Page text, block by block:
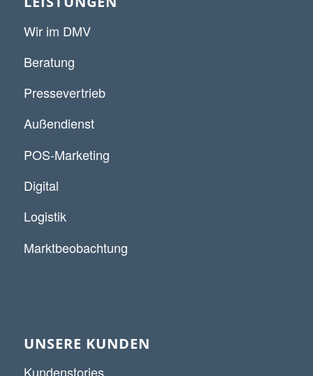
Wir im DMV
Beratung
Pressevertrieb
Außendienst
POS-Marketing
Digital
Logistik
Marktbeobachtung
UNSERE KUNDEN
Kundenstories